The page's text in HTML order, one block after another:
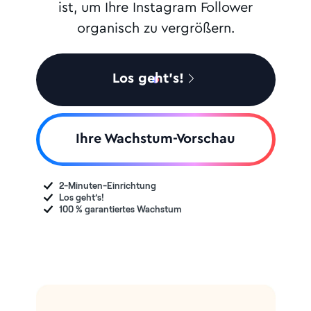
ist, um Ihre Instagram Follower
organisch zu vergrößern.
Los geht’s!
Ihre Wachstum-Vorschau
2-Minuten-Einrichtung
Los geht’s!
100 % garantiertes Wachstum